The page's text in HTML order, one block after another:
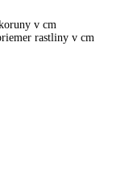
v cm
rastliny v cm